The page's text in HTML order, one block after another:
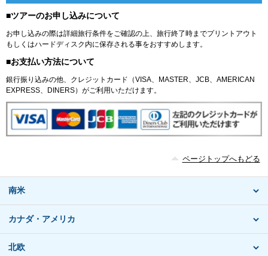
■ツアーのお申し込みについて
お申し込みの際は詳細旅行条件をご確認の上、旅行終了時までプリントアウト
もしくはハードディスク内に保存される事をおすすめします。
■お支払い方法について
銀行振り込みの他、クレジットカード（VISA、MASTER、JCB、AMERICAN
EXPRESS、DINERS）がご利用いただけます。
ページトップへもどる
南米
カナダ・アメリカ
北欧